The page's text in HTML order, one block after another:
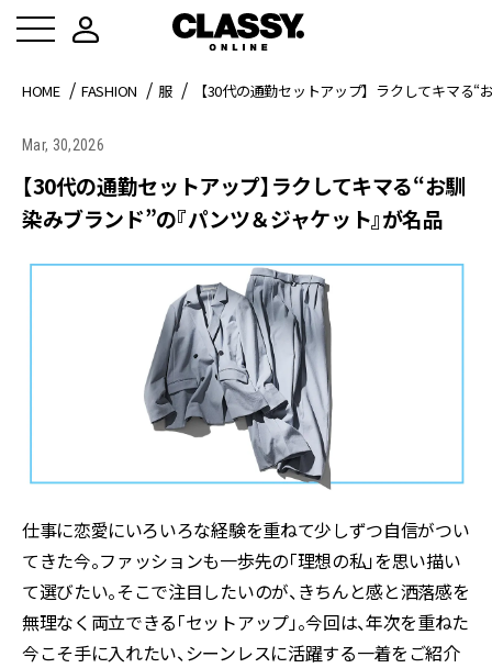
HOME FASHION 服 【30代の通勤セットアップ】ラクしてキマる
Mar, 30,2026
【30代の通勤セットアップ】ラクしてキマる“お馴
染みブランド”の『パンツ＆ジャケット』が名品
仕事に恋愛に――いろいろな経験を重ねて少しずつ自信がつい
てきた今。ファッションも一歩先の「理想の私」を思い描い
て選びたい。そこで注目したいのが、きちんと感と洒落感を
無理なく両立できる「セットアップ」。今回は、年次を重ねた
今こそ手に入れたい、シーンレスに活躍する一着をご紹介